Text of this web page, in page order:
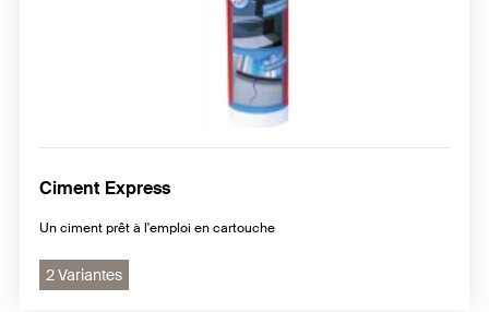
Ciment Express
Un ciment prêt à l'emploi en cartouche
2 Variantes